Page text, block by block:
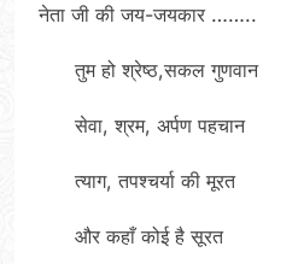
नेता जी की जय-जयकार ……..
तुम हो श्रेष्ठ,सकल गुणवान
सेवा, श्रम, अर्पण पहचान
त्याग, तपश्चर्या की मूरत
और कहाँ कोई है सूरत